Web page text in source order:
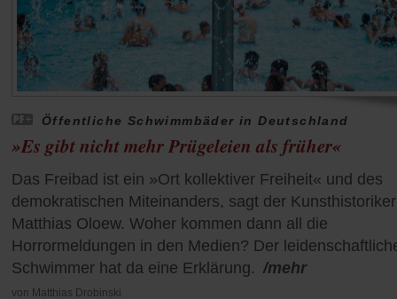
Öffentliche Schwimmbäder in Deutschland
»Es gibt nicht mehr Prügeleien als früher«
Das Freibad ist ein »Ort kollektiver Freiheit« und des
demokratischen Miteinanders, sagt der Kunsthistoriker
Matthias Oloew. Woher kommen dann all die
Horrormeldungen in den Medien? Der
Schwimmer hat da eine Erklärung. /mehr
von Matthias Drobinski